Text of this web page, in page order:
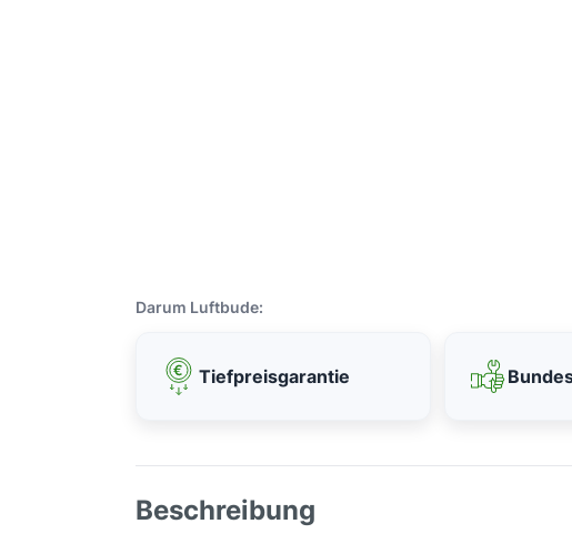
Darum Luftbude:
Tiefpreisgarantie
Beschreibung